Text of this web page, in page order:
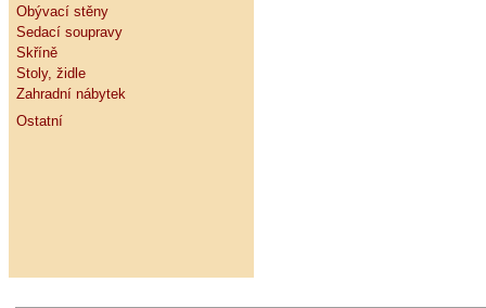
Obývací stěny
Sedací soupravy
Skříně
Stoly, židle
Zahradní nábytek
Ostatní